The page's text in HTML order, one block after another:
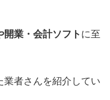
業・会計ソフト に至
者さんを紹介してい